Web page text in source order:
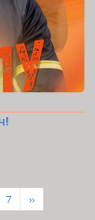
Page
7
Наступна
сторінка
››